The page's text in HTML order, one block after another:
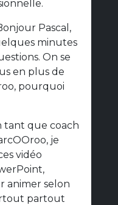
Pascal,
minutes
On se
en plus de
pourquoi
tant que coach
je
vidéo
animer selon
partout